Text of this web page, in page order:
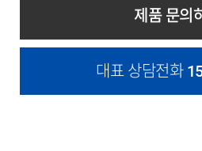
제품 문의
대표 상담전화